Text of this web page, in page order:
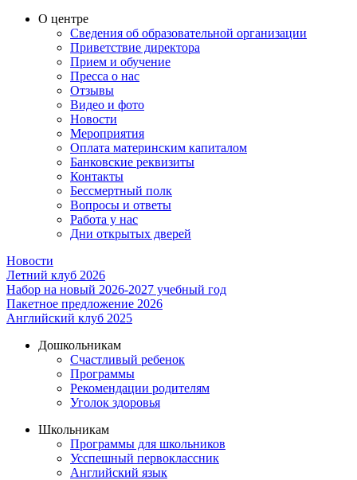
О центре
Сведения об образовательной организации
Приветствие директора
Прием и обучение
Пресса о нас
Отзывы
Видео и фото
Новости
Мероприятия
Оплата материнским капиталом
Банковские реквизиты
Контакты
Бессмертный полк
Вопросы и ответы
Работа у нас
Дни открытых дверей
Новости
Летний клуб 2026
Набор на новый 2026-2027 учебный год
Пакетное предложение 2026
Английский клуб 2025
Дошкольникам
Счастливый ребенок
Программы
Рекомендации родителям
Уголок здоровья
Школьникам
Программы для школьников
Усспешный первоклассник
Английский язык